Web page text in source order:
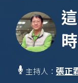
主持人： 張正